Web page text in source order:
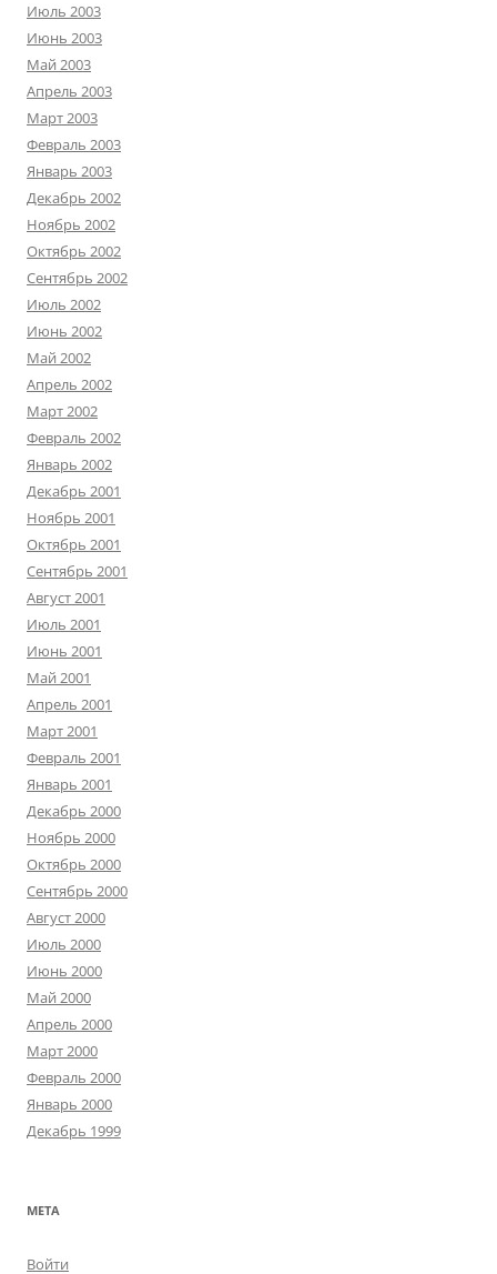
Июль 2003
Июнь 2003
Май 2003
Апрель 2003
Март 2003
Февраль 2003
Январь 2003
Декабрь 2002
Ноябрь 2002
Октябрь 2002
Сентябрь 2002
Июль 2002
Июнь 2002
Май 2002
Апрель 2002
Март 2002
Февраль 2002
Январь 2002
Декабрь 2001
Ноябрь 2001
Октябрь 2001
Сентябрь 2001
Август 2001
Июль 2001
Июнь 2001
Май 2001
Апрель 2001
Март 2001
Февраль 2001
Январь 2001
Декабрь 2000
Ноябрь 2000
Октябрь 2000
Сентябрь 2000
Август 2000
Июль 2000
Июнь 2000
Май 2000
Апрель 2000
Март 2000
Февраль 2000
Январь 2000
Декабрь 1999
МЕТА
Войти